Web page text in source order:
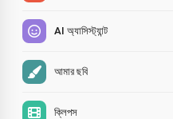
AI অ্যাসিস্ট্যান্ট
আমার ছবি
ক্লিপস